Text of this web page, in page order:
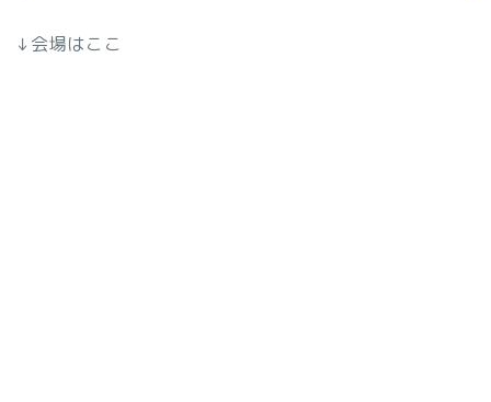
↓会場はここ